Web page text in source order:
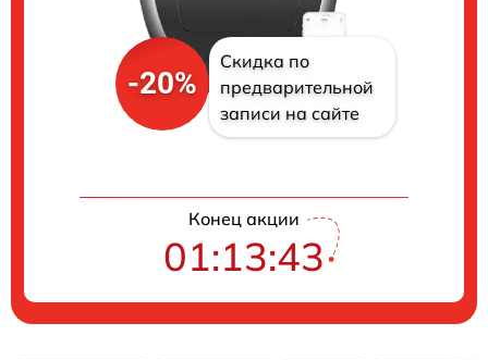
-20%
Скидка по
предварительной
записи на сайте
Конец акции
01:13:42